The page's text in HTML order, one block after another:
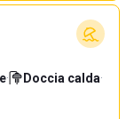
· Doccia calda·